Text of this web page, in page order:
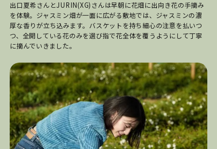
出口夏希さんとJURIN(XG)さんは早朝に花畑に出向き花の手摘み
を体験。ジャスミン畑が一面に広がる敷地では、ジャスミンの濃
厚な香りが立ち込みます。バスケットを持ち細心の注意を払いつ
つ、全開している花のみを選び指で花全体を覆うようにして丁寧
に摘んでいきました。